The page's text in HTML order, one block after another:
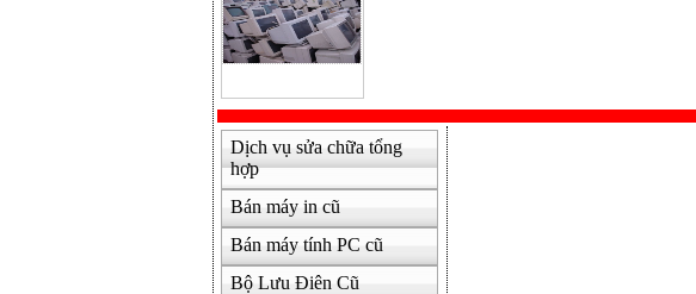
Dịch vụ sửa chữa tổng
hợp
Bán máy in cũ
Bán máy tính PC cũ
Bộ Lưu Điên Cũ